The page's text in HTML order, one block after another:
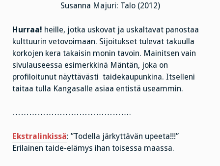
Susanna Majuri: Talo (2012)
Hurraa! heille, jotka uskovat ja uskaltavat panostaa
kulttuurin vetovoimaan. Sijoitukset tulevat takuulla
korkojen kera takaisin monin tavoin. Mainitsen vain
sivulauseessa esimerkkinä Mäntän, joka on
profiloitunut näyttävästi taidekaupunkina. Itselleni
taitaa tulla Kangasalle asiaa entistä useammin.
…………………………………….
Ekstralinkissä: ”Todella järkyttävän upeeta!!!”
Erilainen taide-elämys ihan toisessa maassa.